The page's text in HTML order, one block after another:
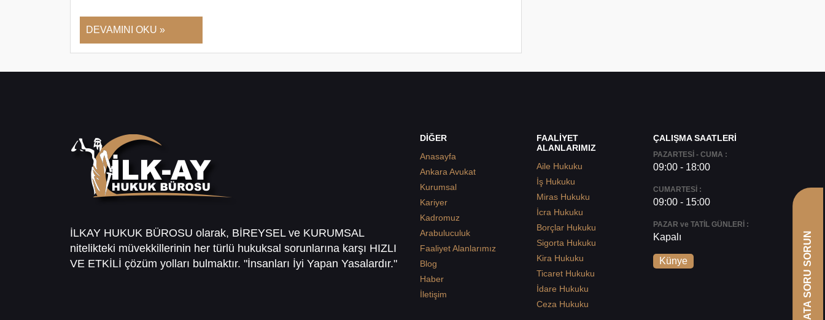
DEVAMINI OKU »
İLKAY HUKUK BÜROSU olarak, BİREYSEL ve KURUMSAL
nitelikteki müvekkillerinin her türlü hukuksal sorunlarına karşı HIZLI
VE ETKİLİ çözüm yolları bulmaktır. "İnsanları İyi Yapan Yasalardır."
DİĞER
Anasayfa
Ankara Avukat
Kurumsal
Kariyer
Kadromuz
Arabuluculuk
Faaliyet Alanlarımız
Blog
Haber
İletişim
FAALİYET
ALANLARIMIZ
Aile Hukuku
İş Hukuku
Miras Hukuku
İcra Hukuku
Borçlar Hukuku
Sigorta Hukuku
Kira Hukuku
Ticaret Hukuku
İdare Hukuku
Ceza Hukuku
ÇALIŞMA SAATLERİ
PAZARTESİ - CUMA :
09:00 - 18:00
CUMARTESİ :
09:00 - 15:00
PAZAR ve TATİL GÜNLERİ :
Kapalı
Künye AVUKATA SORU SORUN